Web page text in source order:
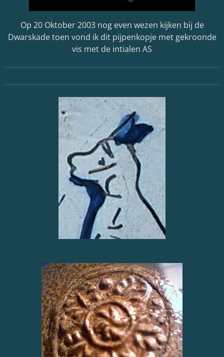
Op 20 Oktober 2003 nog even wezen kijken bij de
Dwarskade toen vond ik dit pijpenkopje met gekroonde
vis met de intialen AS